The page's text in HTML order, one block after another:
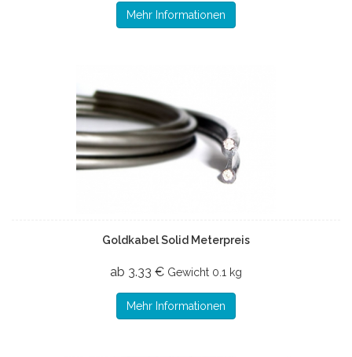
Mehr Informationen
Goldkabel Solid Meterpreis
ab 3.33 € Gewicht 0.1 kg
Mehr Informationen